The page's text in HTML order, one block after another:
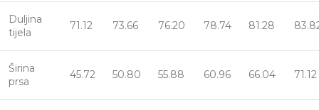
Duljina
tijela
71.12 73.66 76.20 78.74 81.28
Širina
prsa
45.72 50.80 55.88 60.96 66.04 71.12